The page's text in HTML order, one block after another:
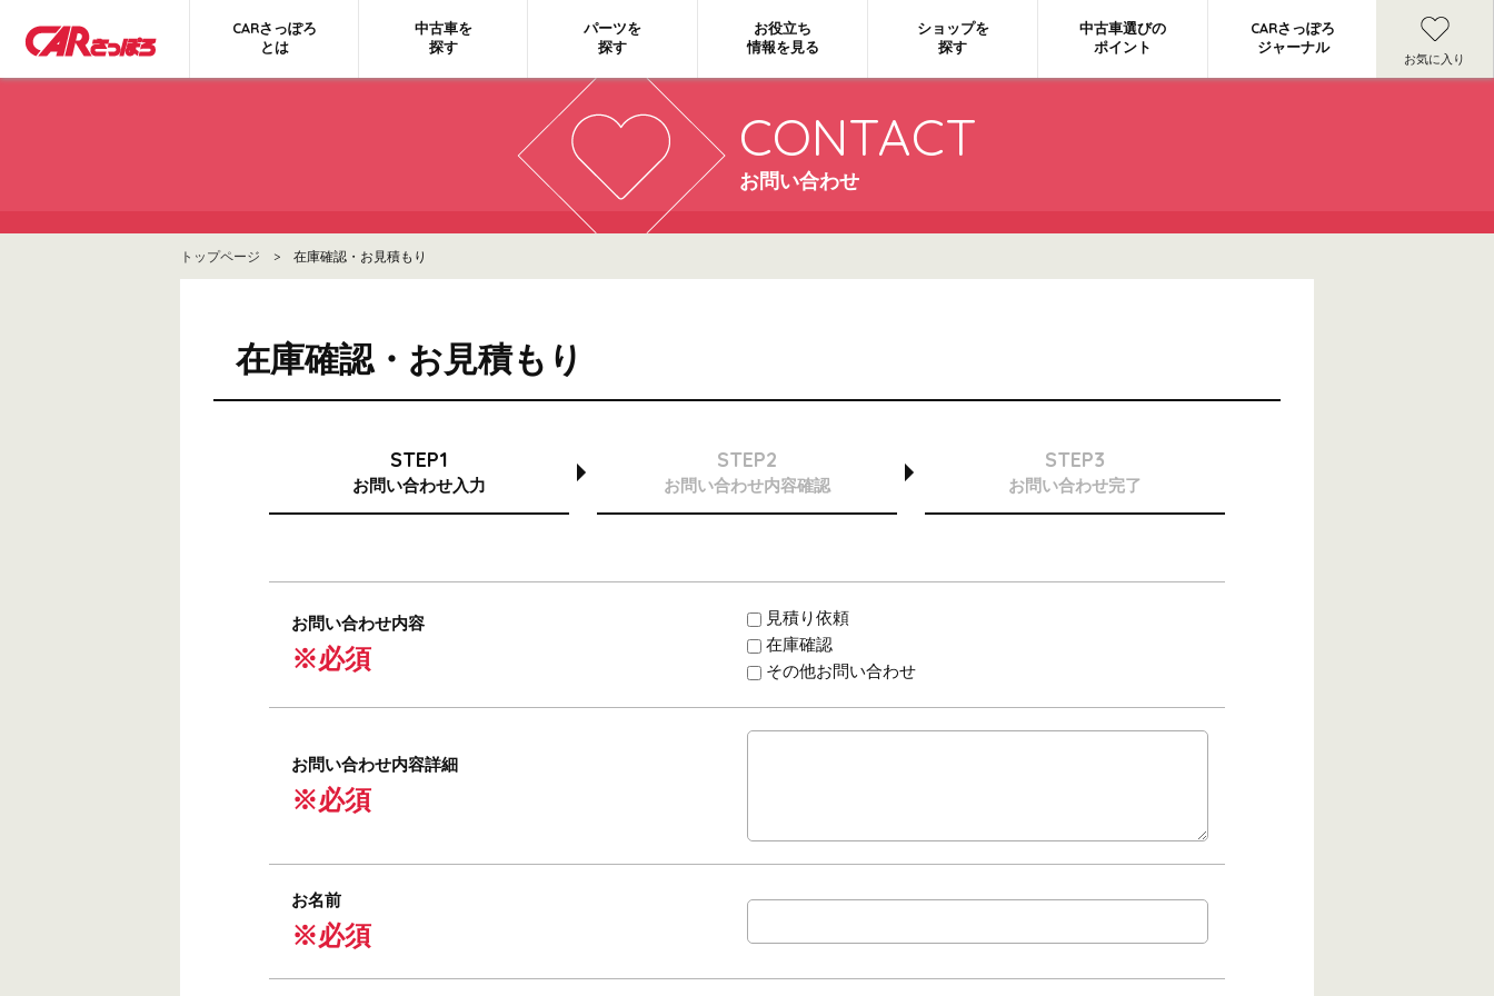
CARさっぽろ
とは
中古車を
探す
パーツを
探す
お役立ち
情報を見る
ショップを
探す
中古車選びの
ポイント
CARさっぽろ
ジャーナル
お気に入り
CONTACT
お問い合わせ
トップページ > 在庫確認・お見積もり
在庫確認・お見積もり
STEP1
お問い合わせ入力
STEP2
お問い合わせ内容確認
STEP3
お問い合わせ完了
お問い合わせ内容
※必須
見積り依頼
在庫確認
その他お問い合わせ
お問い合わせ内容詳細
※必須
お名前
※必須